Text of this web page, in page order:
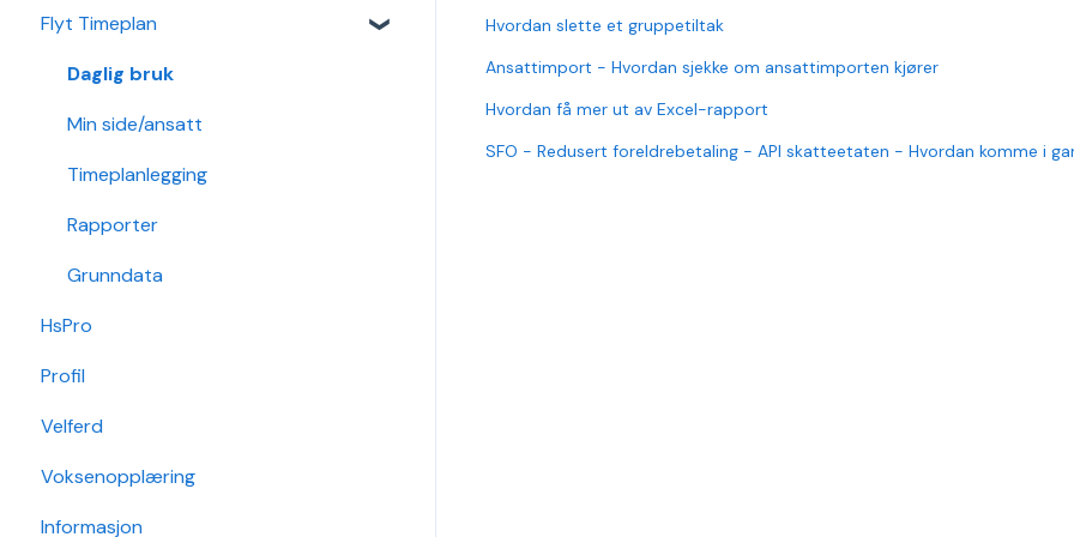
Hvordan slette et gruppetiltak
Ansattimport - Hvordan sjekke om ansattimporten kjører
Hvordan få mer ut av Excel-rapport
SFO - Redusert foreldrebetaling - API skatteetaten - Hvordan komme i
Økonomi
Nettverk
Elevportal
Foresattportal
Min Skole - Ansattapp
Min Skole - Foresattapp
SFO
Arkiv/VSA
Søknader
Karakterer/Vitnemål
Flyt Foresatt
Godkjenning
Hendelse
Hovedperson
Post
Sak
Flyt Timeplan
Daglig bruk
Min side/ansatt
Timeplanlegging
Rapporter
Grunndata
HsPro
Profil
Velferd
Voksenopplæring
Informasjon